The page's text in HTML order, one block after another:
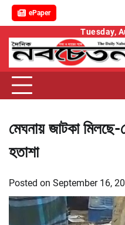
ePaper
content
Tuesday,
মেঘনায় জাটকা
হতাশা
Posted on September 16,